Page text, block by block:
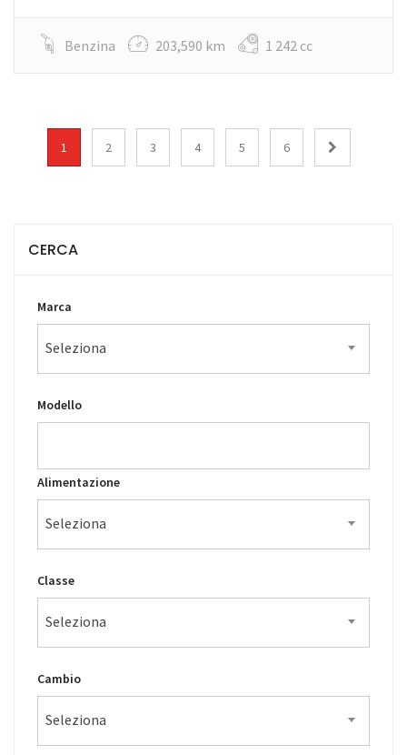
Benzina 203,590 km 1 242 cc
1 2 3 4 5 6
CERCA
Marca
Seleziona
Modello
Alimentazione
Seleziona
Classe
Seleziona
Cambio
Seleziona